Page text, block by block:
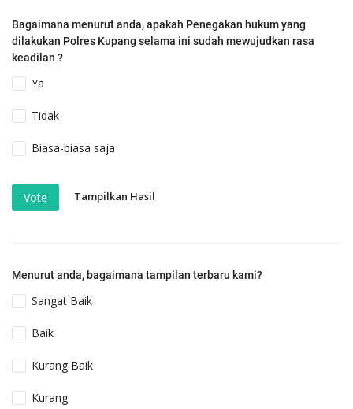
Bagaimana menurut anda, apakah Penegakan hukum yang
dilakukan Polres Kupang selama ini sudah mewujudkan rasa
keadilan ?
Ya
Tidak
Biasa-biasa saja
Vote Tampilkan Hasil
Menurut anda, bagaimana tampilan terbaru kami?
Sangat Baik
Baik
Kurang Baik
Kurang